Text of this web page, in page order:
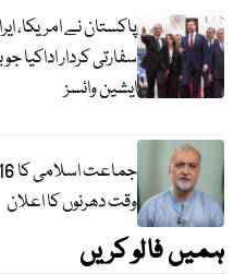
پاکستان نے امریکا،
سفارتی کردار اداکیا
ایشین وائسز
وقت دھرنوں کا اعلان
ہمیں فالو کریں